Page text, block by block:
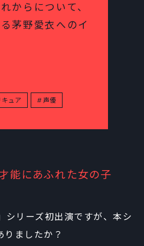
からについて、
茅野愛衣へのイ
キュア 声優
能にあふれた女の子
シリーズ初出演ですが、本シ
りましたか？